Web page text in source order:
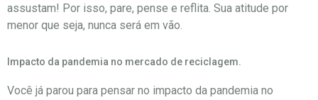
assustam! Por isso, pare, pense e reflita. Sua atitude por
menor que seja, nunca será em vão.
Impacto da pandemia no mercado de reciclagem.
Você já parou para pensar no impacto da pandemia no